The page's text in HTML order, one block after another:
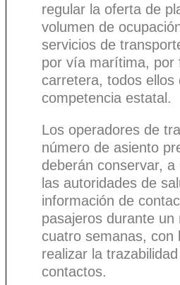
regular la oferta de
volumen de
servicios de
por vía marítima, por
carretera, todos ellos
competencia estatal.
Los operadores de
número de asiento
deberán conservar, a
las autoridades de
información de
pasajeros durante un
cuatro semanas, con
realizar la
contactos.